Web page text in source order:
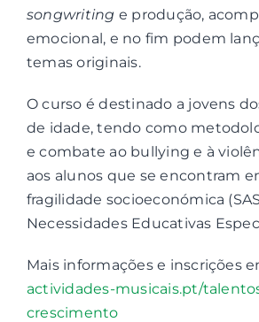
songwriting e produção,
emocional, e no fim podem
temas originais.
O curso é destinado a jovens
de idade, tendo como
e combate ao bullying e à
aos alunos que se encontram
fragilidade socioeconómica
Necessidades Educativas
Mais informações e inscrições
actividades-musicais.pt/
crescimento